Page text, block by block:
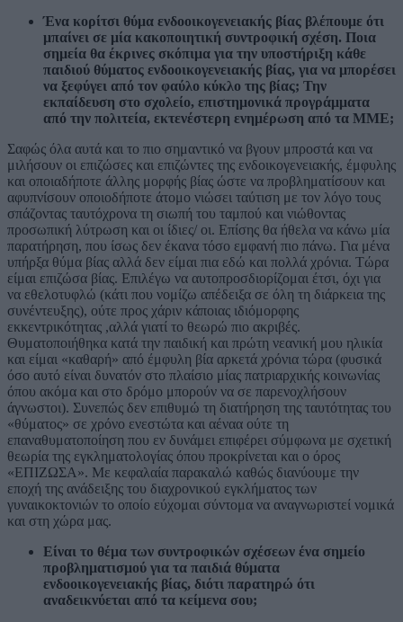
Ένα κορίτσι θύμα ενδοοικογενειακής βίας βλέπουμε ότι
μπαίνει σε μία κακοποιητική συντροφική σχέση. Ποια
σημεία θα έκρινες σκόπιμα για την υποστήριξη κάθε
παιδιού θύματος ενδοοικογενειακής βίας, για να μπορέσει
να ξεφύγει από τον φαύλο κύκλο της βίας; Την
εκπαίδευση στο σχολείο, επιστημονικά προγράμματα
από την πολιτεία, εκτενέστερη ενημέρωση από τα ΜΜΕ;
Σαφώς όλα αυτά και το πιο σημαντικό να βγουν μπροστά και να
μιλήσουν οι επιζώσες και επιζώντες της ενδοικογενειακής, έμφυλης
και οποιαδήποτε άλλης μορφής βίας ώστε να προβληματίσουν και
αφυπνίσουν οποιοδήποτε άτομο νιώσει ταύτιση με τον λόγο τους
σπάζοντας ταυτόχρονα τη σιωπή του ταμπού και νιώθοντας
προσωπική λύτρωση και οι ίδιες/ οι. Επίσης θα ήθελα να κάνω μία
παρατήρηση, που ίσως δεν έκανα τόσο εμφανή πιο πάνω. Για μένα
υπήρξα θύμα βίας αλλά δεν είμαι πια εδώ και πολλά χρόνια. Τώρα
είμαι επιζώσα βίας. Επιλέγω να αυτοπροσδιορίζομαι έτσι, όχι για
να εθελοτυφλώ (κάτι που νομίζω απέδειξα σε όλη τη διάρκεια της
συνέντευξης), ούτε προς χάριν κάποιας ιδιόμορφης
εκκεντρικότητας ,αλλά γιατί το θεωρώ πιο ακριβές.
Θυματοποιήθηκα κατά την παιδική και πρώτη νεανική μου ηλικία
και είμαι «καθαρή» από έμφυλη βία αρκετά χρόνια τώρα (φυσικά
όσο αυτό είναι δυνατόν στο πλαίσιο μίας πατριαρχικής κοινωνίας
όπου ακόμα και στο δρόμο μπορούν να σε παρενοχλήσουν
άγνωστοι). Συνεπώς δεν επιθυμώ τη διατήρηση της ταυτότητας του
«θύματος» σε χρόνο ενεστώτα και αέναα ούτε τη
επαναθυματοποίηση που εν δυνάμει επιφέρει σύμφωνα με σχετική
θεωρία της εγκληματολογίας όπου προκρίνεται και ο όρος
«ΕΠΙΖΩΣΑ». Με κεφαλαία παρακαλώ καθώς διανύουμε την
εποχή της ανάδειξης του διαχρονικού εγκλήματος των
γυναικοκτονιών το οποίο εύχομαι σύντομα να αναγνωριστεί νομικά
και στη χώρα μας.
Είναι το θέμα των συντροφικών σχέσεων ένα σημείο
προβληματισμού για τα παιδιά θύματα
ενδοοικογενειακής βίας, διότι παρατηρώ ότι
αναδεικνύεται από τα κείμενα σου;